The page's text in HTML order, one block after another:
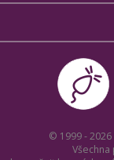
© 1999 - 2026
Všechna